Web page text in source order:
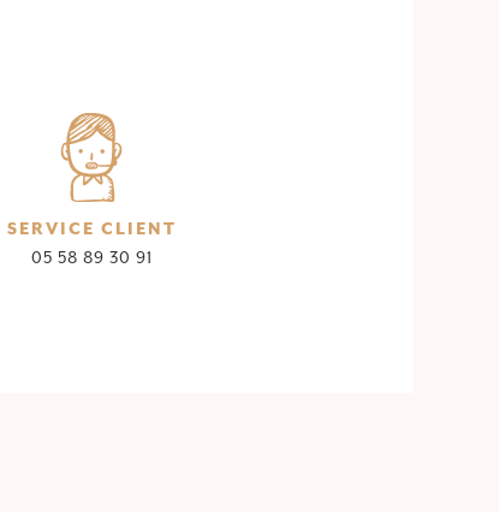
SERVICE CLIENT
05 58 89 30 91